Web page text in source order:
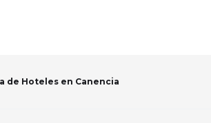
de Hoteles en Canencia